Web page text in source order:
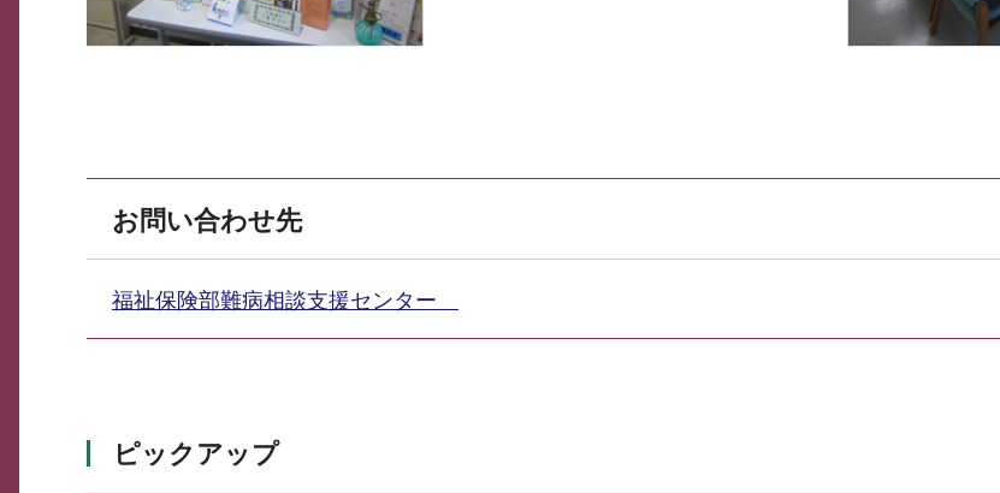
お問い合わせ先
福祉保険部難病相談支援センター
ピックアップ